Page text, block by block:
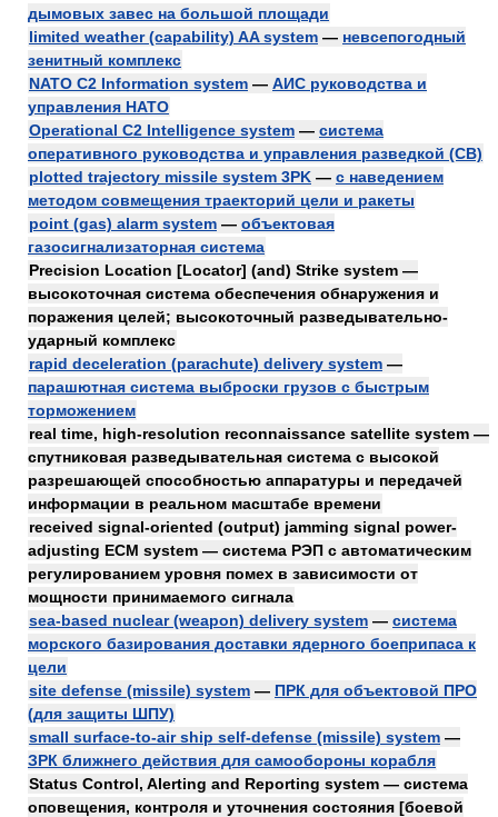
дымовых завес на большой площади
limited weather (capability) AA system — невсепогодный
зенитный комплекс
NATO C2 Information system — АИС руководства и
управления НАТО
Operational C2 Intelligence system — система
оперативного руководства и управления разведкой (СВ)
plotted trajectory missile system 3PK — с наведением
методом совмещения траекторий цели и ракеты
point (gas) alarm system — объектовая
газосигнализаторная система
Precision Location [Locator] (and) Strike system —
высокоточная система обеспечения обнаружения и
поражения целей; высокоточный разведывательно-
ударный комплекс
rapid deceleration (parachute) delivery system —
парашютная система выброски грузов с быстрым
торможением
real time, high-resolution reconnaissance satellite system —
спутниковая разведывательная система с высокой
разрешающей способностью аппаратуры и передачей
информации в реальном масштабе времени
received signal-oriented (output) jamming signal power-
adjusting ECM system — система РЭП с автоматическим
регулированием уровня помех в зависимости от
мощности принимаемого сигнала
sea-based nuclear (weapon) delivery system — система
морского базирования доставки ядерного боеприпаса к
цели
site defense (missile) system — ПРК для объектовой ПРО
(для защиты ШПУ)
small surface-to-air ship self-defense (missile) system —
ЗРК ближнего действия для самообороны корабля
Status Control, Alerting and Reporting system — система
оповещения, контроля и уточнения состояния [боевой